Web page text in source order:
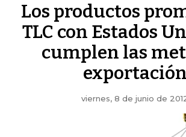
Los productos
TLC con Estados
cumplen las
exportación
viernes, 8 de junio de